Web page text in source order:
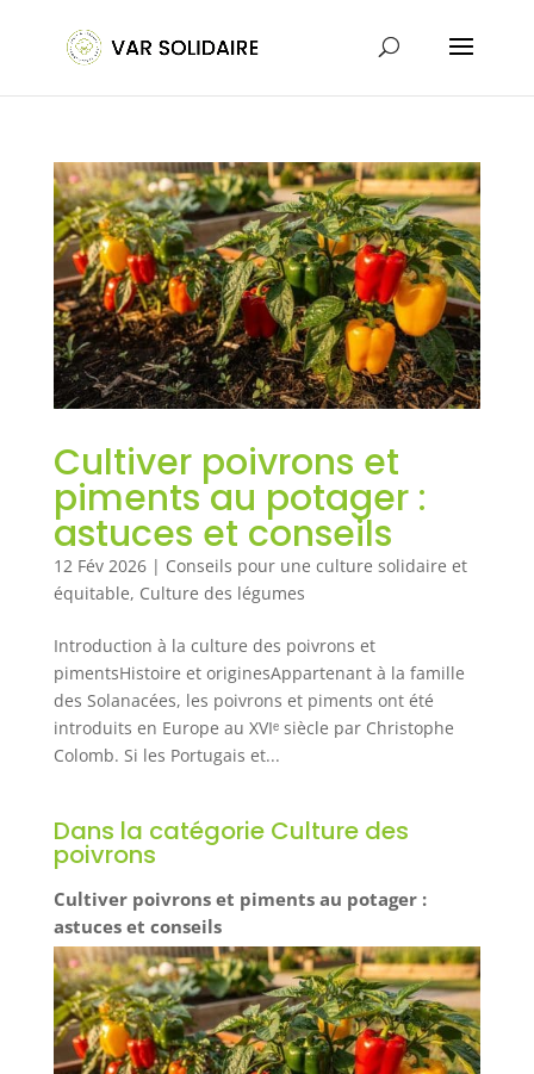
Cultiver poivrons et
piments au potager :
astuces et conseils
12 Fév 2026| Conseils pour une culture solidaire et
équitable, Culture des légumes
Introduction à la culture des poivrons et
pimentsHistoire et originesAppartenant à la famille
des Solanacées, les poivrons et piments ont été
introduits en Europe au XVIᵉ siècle par Christophe
Colomb. Si les Portugais et...
Dans la catégorie Culture des
poivrons
Cultiver poivrons et piments au potager :
astuces et conseils